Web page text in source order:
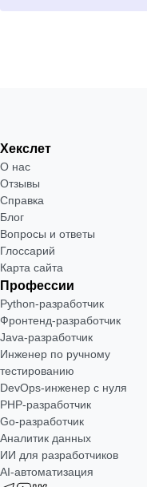
Хекслет
О нас
Отзывы
Справка
Блог
Вопросы и ответы
Глоссарий
Карта сайта
Профессии
Python-разработчик
Фронтенд-разработчик
Java-разработчик
Инженер по ручному
тестированию
DevOps-инженер с нуля
РНР-разработчик
Go-разработчик
Аналитик данных
ИИ для разработчиков
AI-автоматизация